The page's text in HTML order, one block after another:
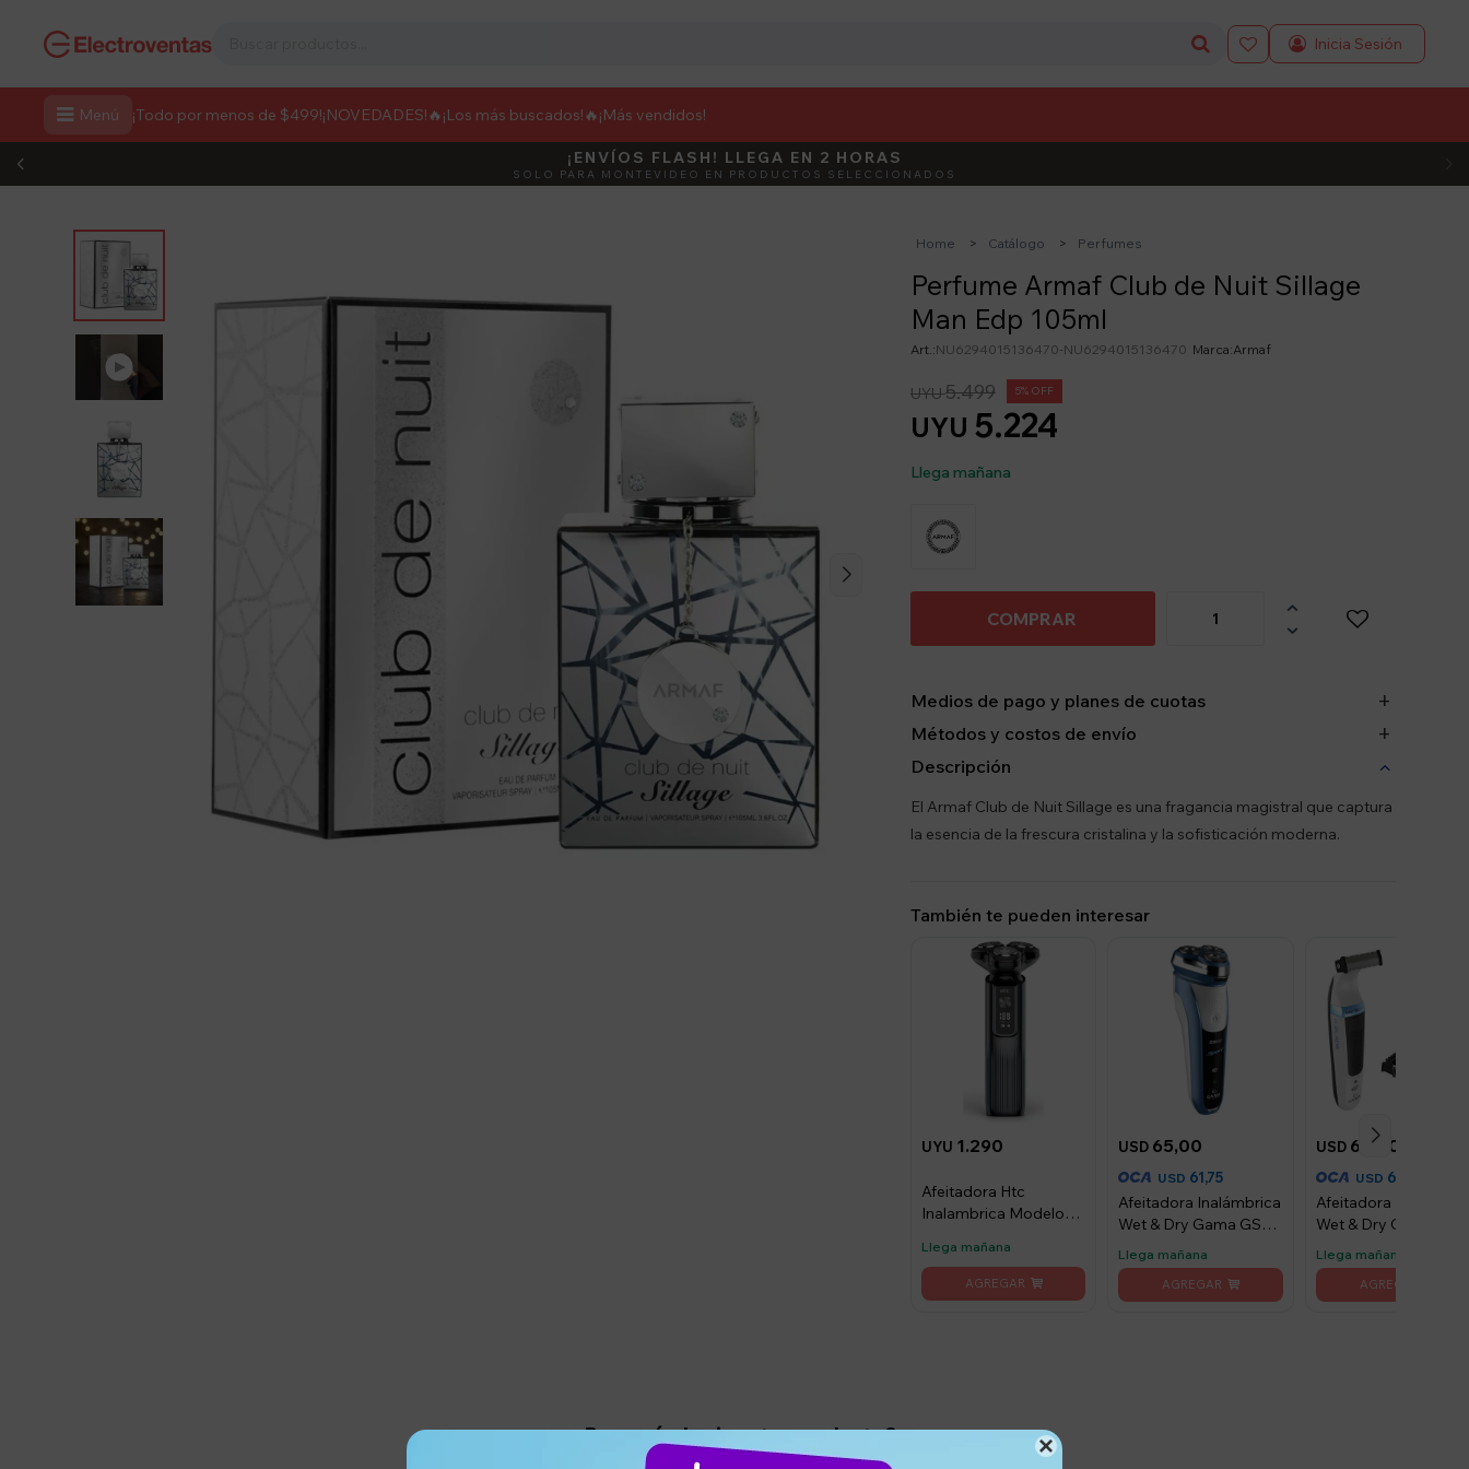

 Menú ¡Todo por menos de $499!¡NOVEDADES! 🔥¡Los más buscados!🔥 ¡Más vendidos!

DEBUT
¡ENVÍOS FLASH! LLEGA EN 2 HORAS
SOLO PARA MONTEVIDEO EN PRODUCTOS SELECCIONADOS
Home Catálogo Perfumes
Perfume Armaf Club de Nuit Sillage
Man Edp 105ml
NU6294015136470-NU6294015136470 Armaf
UYU 5.224
UYU5.499 5
Llega mañana
COMPRAR


Medios de pago y planes de cuotas
Métodos y costos de envío
Descripción
El Armaf Club de Nuit Sillage es una fragancia magistral que captura
la esencia de la frescura cristalina y la sofisticación moderna.
También te pueden interesar
UYU 1.290
Afeitadora Htc
Inalambrica Modelo
Llega mañana
USD 65,00
USD 61,75
Afeitadora Inalámbrica
Wet & Dry Gama GSH
Llega mañana
USD 65,00
USD 61,75
Afeitadora
Wet & Dry Gama G-
Llega mañana
¿Por qué elegir este producto?